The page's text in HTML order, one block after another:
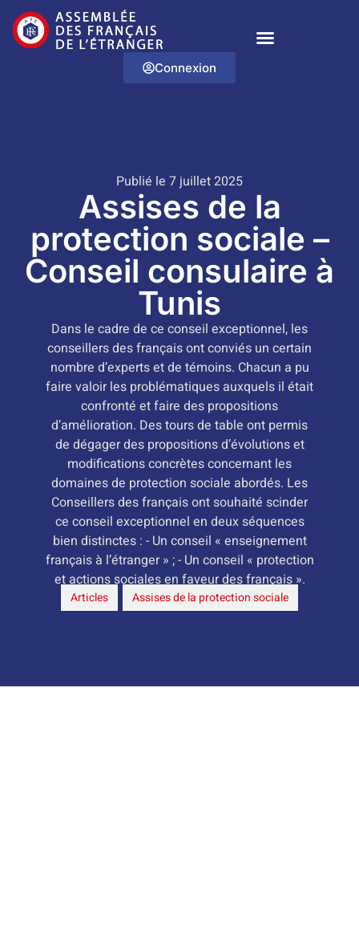
Connexion
Publié le 7 juillet 2025
Assises de la
protection sociale –
Conseil consulaire à
Tunis
Dans le cadre de ce conseil exceptionnel, les
conseillers des français ont conviés un certain
nombre d’experts et de témoins. Chacun a pu
faire valoir les problématiques auxquels il était
confronté et faire des propositions
d’amélioration. Des tours de table ont permis
de dégager des propositions d’évolutions et
modifications concrètes concernant les
domaines de protection sociale abordés. Les
Conseillers des français ont souhaité scinder
ce conseil exceptionnel en deux séquences
bien distinctes : - Un conseil « enseignement
français à l’étranger » ; - Un conseil « protection
et actions sociales en faveur des français ».
Articles Assises de la protection sociale